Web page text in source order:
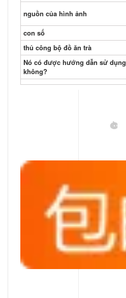
nguồn của hình ảnh
con số
thủ công bộ đồ ăn trà
Nó có được hướng dẫn sử dụng
không?